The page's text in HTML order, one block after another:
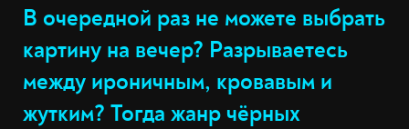
В очередной раз не можете выбрать
картину на вечер? Разрываетесь
между ироничным, кровавым и
жутким? Тогда жанр чёрных